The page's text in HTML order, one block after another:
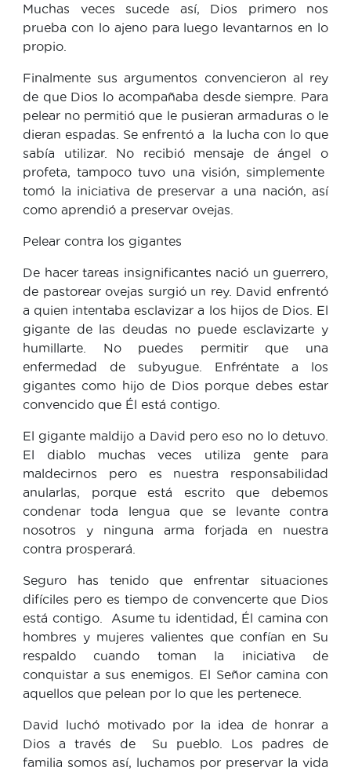
Muchas veces sucede así, Dios primero nos
prueba con lo ajeno para luego levantarnos en lo
propio.
Finalmente sus argumentos convencieron al rey
de que Dios lo acompañaba desde siempre. Para
pelear no permitió que le pusieran armaduras o le
dieran espadas. Se enfrentó a la lucha con lo que
sabía utilizar. No recibió mensaje de ángel o
profeta, tampoco tuvo una visión, simplemente
tomó la iniciativa de preservar a una nación, así
como aprendió a preservar ovejas.
Pelear contra los gigantes
De hacer tareas insignificantes nació un guerrero,
de pastorear ovejas surgió un rey. David enfrentó
a quien intentaba esclavizar a los hijos de Dios. El
gigante de las deudas no puede esclavizarte y
humillarte. No puedes permitir que una
enfermedad de subyugue. Enfréntate a los
gigantes como hijo de Dios porque debes estar
convencido que Él está contigo.
El gigante maldijo a David pero eso no lo detuvo.
El diablo muchas veces utiliza gente para
maldecirnos pero es nuestra responsabilidad
anularlas, porque está escrito que debemos
condenar toda lengua que se levante contra
nosotros y ninguna arma forjada en nuestra
contra prosperará.
Seguro has tenido que enfrentar situaciones
difíciles pero es tiempo de convencerte que Dios
está contigo. Asume tu identidad, Él camina con
hombres y mujeres valientes que confían en Su
respaldo cuando toman la iniciativa de
conquistar a sus enemigos. El Señor camina con
aquellos que pelean por lo que les pertenece.
David luchó motivado por la idea de honrar a
Dios a través de Su pueblo. Los padres de
familia somos así, luchamos por preservar la vida